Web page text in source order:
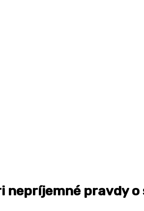
nepríjemné pravdy o